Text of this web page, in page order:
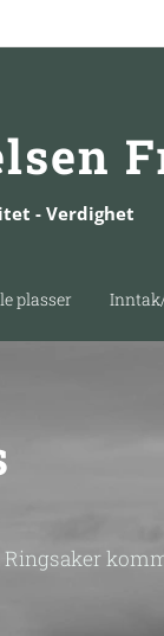
- Verdighet
plasser